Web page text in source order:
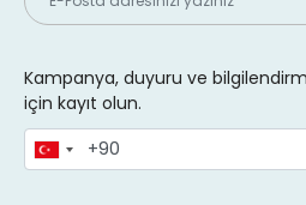
Kampanya, duyuru ve
için kayıt olun.